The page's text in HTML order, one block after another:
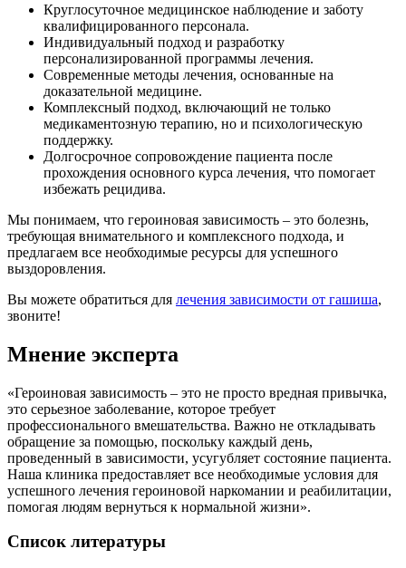
Круглосуточное медицинское наблюдение и заботу
квалифицированного персонала.
Индивидуальный подход и разработку
персонализированной программы лечения.
Современные методы лечения, основанные на
доказательной медицине.
Комплексный подход, включающий не только
медикаментозную терапию, но и психологическую
поддержку.
Долгосрочное сопровождение пациента после
прохождения основного курса лечения, что помогает
избежать рецидива.
Мы понимаем, что героиновая зависимость – это болезнь,
требующая внимательного и комплексного подхода, и
предлагаем все необходимые ресурсы для успешного
выздоровления.
Вы можете обратиться для лечения зависимости от гашиша,
звоните!
Мнение эксперта
«Героиновая зависимость – это не просто вредная привычка,
это серьезное заболевание, которое требует
профессионального вмешательства. Важно не откладывать
обращение за помощью, поскольку каждый день,
проведенный в зависимости, усугубляет состояние пациента.
Наша клиника предоставляет все необходимые условия для
успешного лечения героиновой наркомании и реабилитации,
помогая людям вернуться к нормальной жизни».
Список литературы